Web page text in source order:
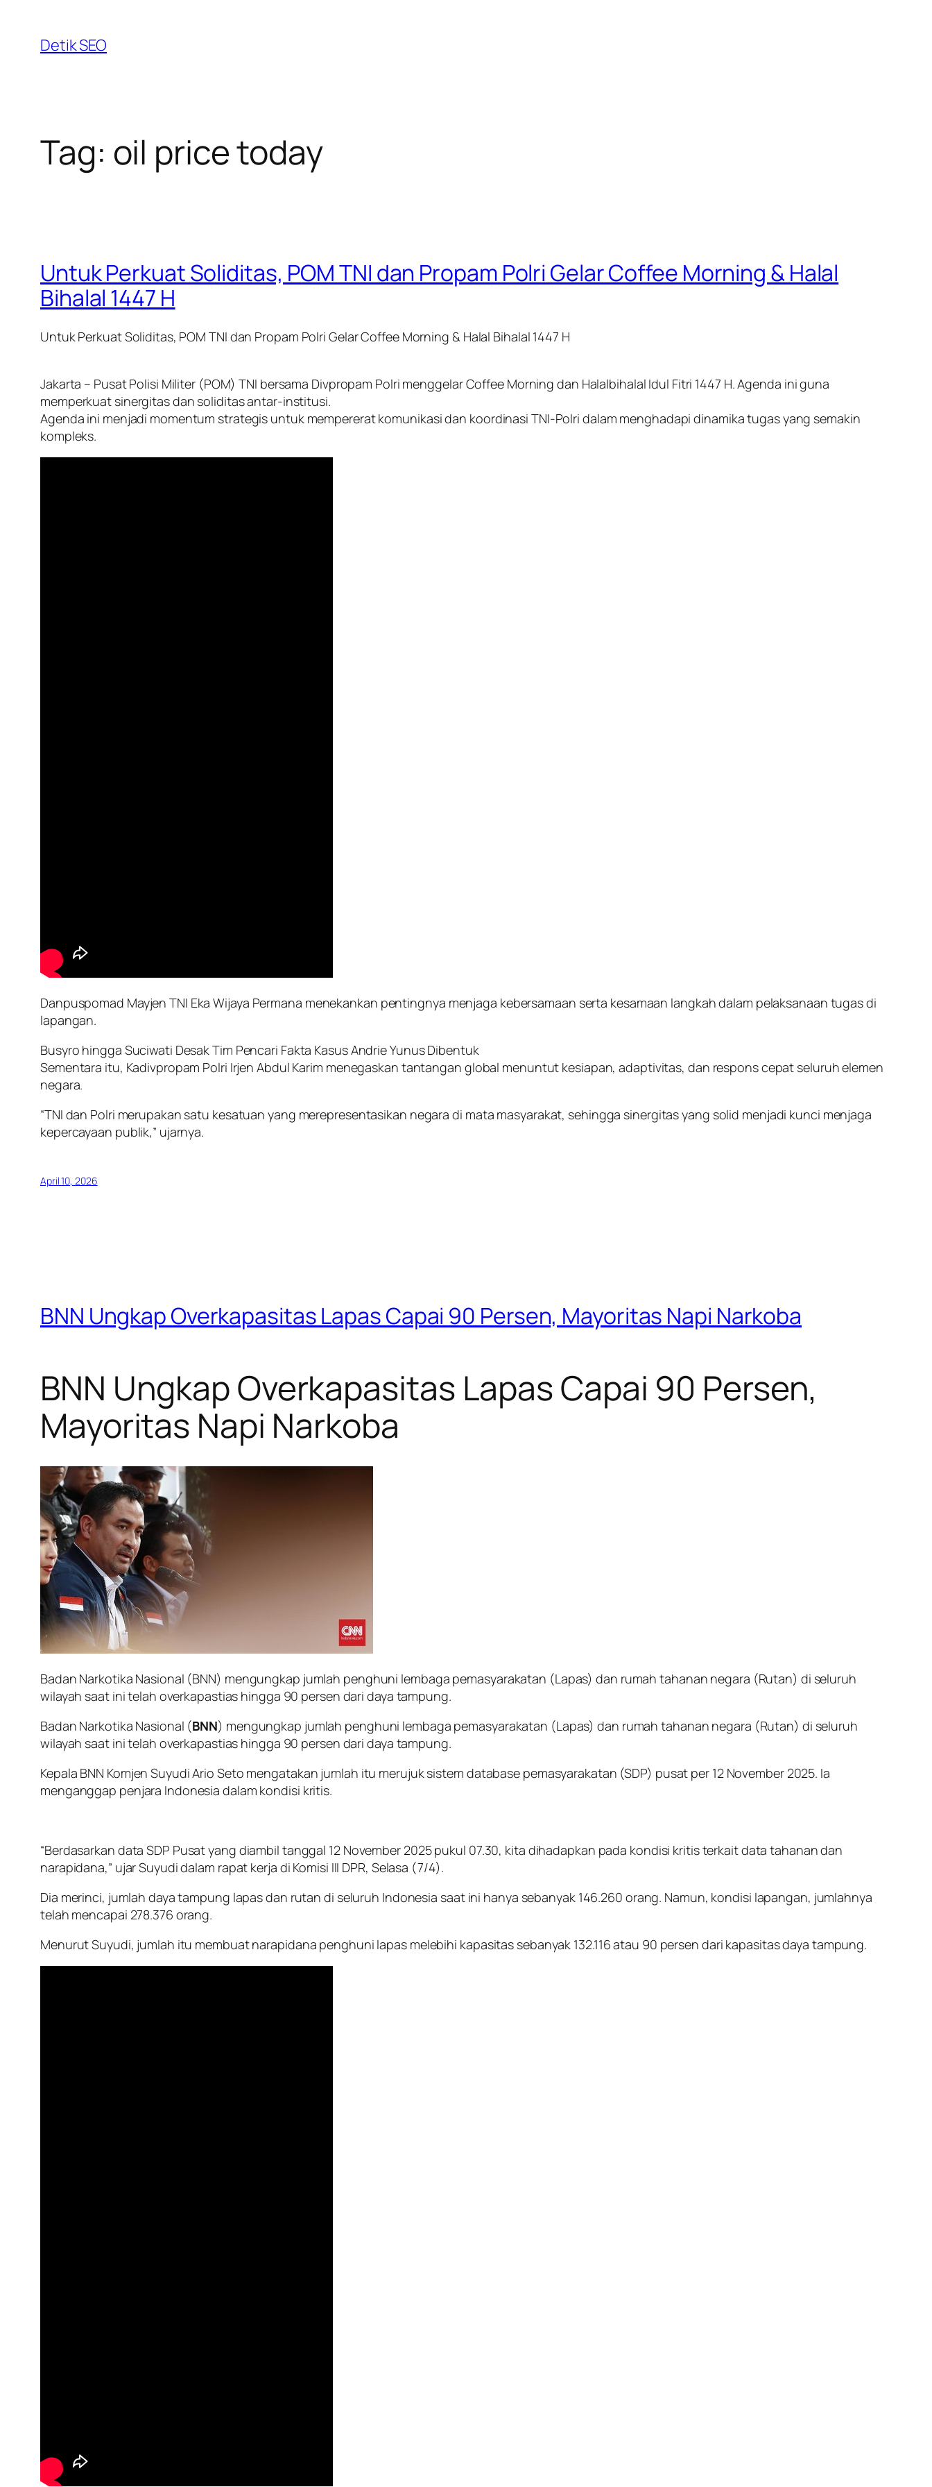
content
Detik SEO
Tag: oil price today
Untuk Perkuat Soliditas, POM TNI dan Propam Polri Gelar Coffee Morning & Halal
Bihalal 1447 H
Untuk Perkuat Soliditas, POM TNI dan Propam Polri Gelar Coffee Morning & Halal Bihalal 1447 H
Jakarta – Pusat Polisi Militer (POM) TNI bersama Divpropam Polri menggelar Coffee Morning dan Halalbihalal Idul Fitri 1447 H. Agenda ini guna
memperkuat sinergitas dan soliditas antar-institusi.
Agenda ini menjadi momentum strategis untuk mempererat komunikasi dan koordinasi TNI-Polri dalam menghadapi dinamika tugas yang semakin
kompleks.
Danpuspomad Mayjen TNI Eka Wijaya Permana menekankan pentingnya menjaga kebersamaan serta kesamaan langkah dalam pelaksanaan tugas di
lapangan.
Busyro hingga Suciwati Desak Tim Pencari Fakta Kasus Andrie Yunus Dibentuk
Sementara itu, Kadivpropam Polri Irjen Abdul Karim menegaskan tantangan global menuntut kesiapan, adaptivitas, dan respons cepat seluruh elemen
negara.
“TNI dan Polri merupakan satu kesatuan yang merepresentasikan negara di mata masyarakat, sehingga sinergitas yang solid menjadi kunci menjaga
kepercayaan publik,” ujarnya.
April 10, 2026
BNN Ungkap Overkapasitas Lapas Capai 90 Persen, Mayoritas Napi Narkoba
BNN Ungkap Overkapasitas Lapas Capai 90 Persen,
Mayoritas Napi Narkoba
Badan Narkotika Nasional (BNN) mengungkap jumlah penghuni lembaga pemasyarakatan (Lapas) dan rumah tahanan negara (Rutan) di seluruh
wilayah saat ini telah overkapastias hingga 90 persen dari daya tampung.
Badan Narkotika Nasional (BNN) mengungkap jumlah penghuni lembaga pemasyarakatan (Lapas) dan rumah tahanan negara (Rutan) di seluruh
wilayah saat ini telah overkapastias hingga 90 persen dari daya tampung.
Kepala BNN Komjen Suyudi Ario Seto mengatakan jumlah itu merujuk sistem database pemasyarakatan (SDP) pusat per 12 November 2025. Ia
menganggap penjara Indonesia dalam kondisi kritis.
“Berdasarkan data SDP Pusat yang diambil tanggal 12 November 2025 pukul 07.30, kita dihadapkan pada kondisi kritis terkait data tahanan dan
narapidana,” ujar Suyudi dalam rapat kerja di Komisi III DPR, Selasa (7/4).
Dia merinci, jumlah daya tampung lapas dan rutan di seluruh Indonesia saat ini hanya sebanyak 146.260 orang. Namun, kondisi lapangan, jumlahnya
telah mencapai 278.376 orang.
Menurut Suyudi, jumlah itu membuat narapidana penghuni lapas melebihi kapasitas sebanyak 132.116 atau 90 persen dari kapasitas daya tampung.